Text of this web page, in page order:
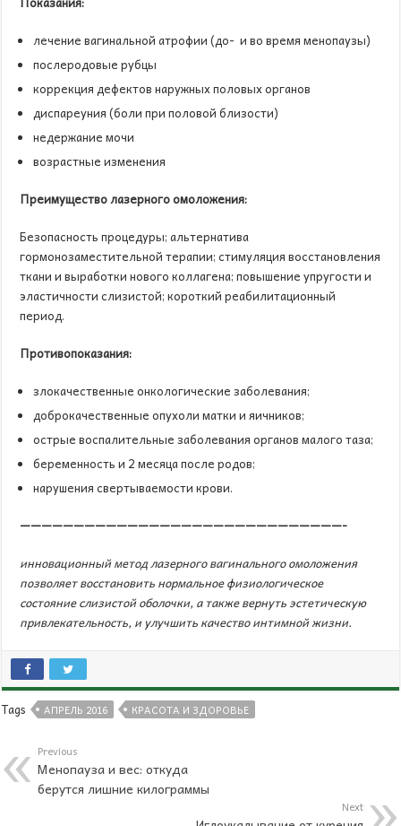
лечение вагинальной атрофии (до- и во время менопаузы)
послеродовые рубцы
коррекция дефектов наружных половых органов
диспареуния (боли при половой близости)
недержание мочи
возрастные изменения
Преимущество лазерного омоложения:
Безопасность процедуры; альтернатива
гормонозаместительной терапии; стимуляция восстановления
ткани и выработки нового коллагена; повышение упругости и
эластичности слизистой; короткий реабилитационный
период.
Противопоказания:
злокачественные онкологические заболевания;
доброкачественные опухоли матки и яичников;
острые воспалительные заболевания органов малого таза;
беременность и 2 месяца после родов;
нарушения свертываемости крови.
——————————————————————————————-
инновационный метод лазерного вагинального омоложения
позволяет восстановить нормальное физиологическое
состояние слизистой оболочки, а также вернуть эстетическую
привлекательность, и улучшить качество интимной жизни.
Tags АПРЕЛЬ 2016 КРАСОТА И ЗДОРОВЬЕ
Previous
Менопауза и вес: откуда
берутся лишние килограммы
Next